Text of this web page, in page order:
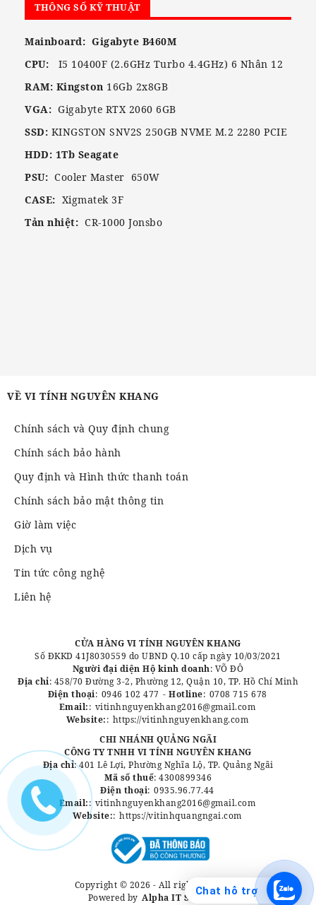
Chat hỗ trợ
THÔNG SỐ KỸ THUẬT
Mainboard: Gigabyte B460M
CPU: I5 10400F (2.6GHz Turbo 4.4GHz) 6 Nhân 12
RAM: Kingston 16Gb 2x8GB
VGA: Gigabyte RTX 2060 6GB
SSD: KINGSTON SNV2S 250GB NVME M.2 2280 PCIE
HDD: 1Tb Seagate
PSU: Cooler Master 650W
CASE: Xigmatek 3F
Tản nhiệt: CR-1000 Jonsbo
VỀ VI TÍNH NGUYÊN KHANG
Chính sách và Quy định chung
Chính sách bảo hành
Quy định và Hình thức thanh toán
Chính sách bảo mật thông tin
Giờ làm việc
Dịch vụ
Tin tức công nghệ
Liên hệ
CỬA HÀNG VI TÍNH NGUYÊN KHANG
Số ĐKKD 41J8030559 do UBND Q.10 cấp ngày 10/03/2021
Người đại diện Hộ kinh doanh: VÕ ĐÔ
Địa chỉ: 458/70 Đường 3-2, Phường 12, Quận 10, TP. Hồ Chí Minh
Điện thoại: 0946 102 477 - Hotline: 0708 715 678
Email:: vitinhnguyenkhang2016@gmail.com
Website:: https://vitinhnguyenkhang.com
CHI NHÁNH QUẢNG NGÃI
CÔNG TY TNHH VI TÍNH NGUYÊN KHANG
Địa chỉ: 401 Lê Lợi, Phường Nghĩa Lộ, TP. Quảng Ngãi
Mã số thuế: 4300899346
Điện thoại: 0935.96.77.44
Email:: vitinhnguyenkhang2016@gmail.com
Website:: https://vitinhquangngai.com
Copyright © 2026 - All rights reserved.
Powered by Alpha IT Solutions